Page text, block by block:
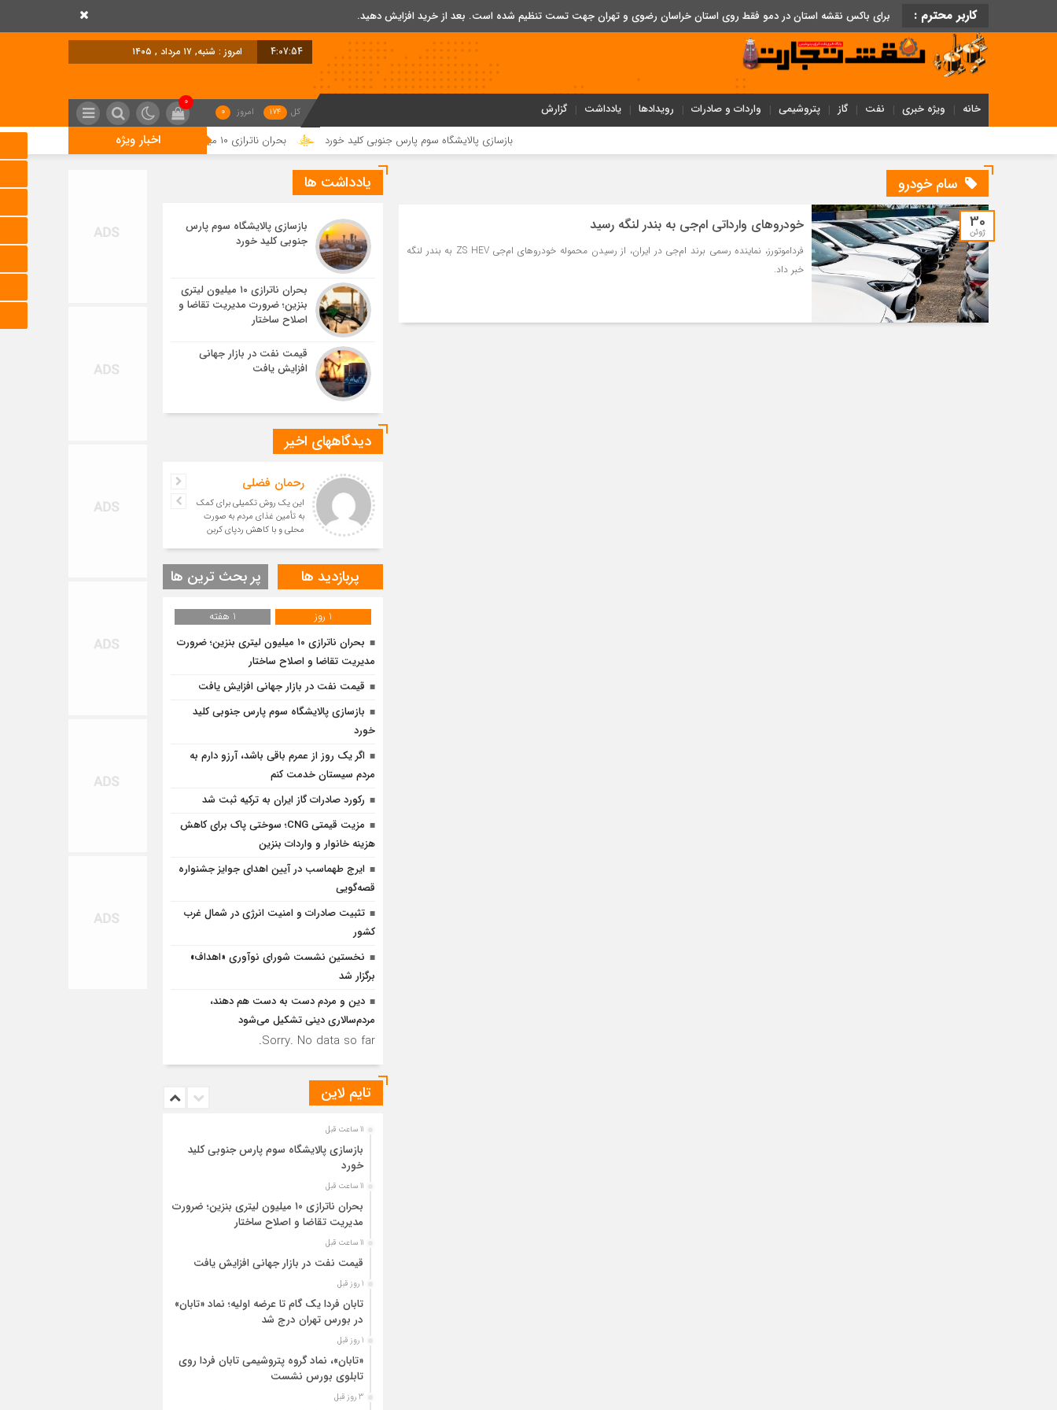
کاربر محترم : برای باکس نقشه استان در دمو فقط روی استان خراسان رضوی و تهران جهت تست تنظیم شده است. بعد از خرید افزایش دهید.
4:07:55 امروز : شنبه, ۱۷ مرداد , ۱۴۰۵
خانه ویژه خبری نفت گاز پتروشیمی واردات و صادرات رویدادها یادداشت گزارش کل 174 امروز 0
0
اخبار ویژه بازسازی پالایشگاه سوم پارس جنوبی کلید خورد بحران ناترازی ۱۰ میلیون لیتری بنزین؛ ضرورت مدیریت تقاضا و اصلاح ساختار
سام خودرو
30
ژوئن خودروهای وارداتی ام‌جی به بندر لنگه رسید
فرداموتورز، نماینده رسمی برند ام‌جی در ایران، از رسیدن محموله خودروهای ام‌جی ZS HEV به بندر لنگه
خبر داد.
یادداشت ها
بازسازی پالایشگاه سوم پارس
جنوبی کلید خورد
بحران ناترازی ۱۰ میلیون لیتری
بنزین؛ ضرورت مدیریت تقاضا و
اصلاح ساختار
قیمت نفت در بازار جهانی
افزایش یافت
دیدگاههای اخیر
رحمان فضلی
این یک روش تکمیلی برای کمک
به تأمین غذای مردم به صورت
محلی و با کاهش ردپای کربن
پربازدید ها پر بحث ترین ها
1 روز
1 هفته
بحران ناترازی ۱۰ میلیون لیتری بنزین؛ ضرورت
مدیریت تقاضا و اصلاح ساختار
قیمت نفت در بازار جهانی افزایش یافت
بازسازی پالایشگاه سوم پارس جنوبی کلید
خورد
اگر یک روز از عمرم باقی باشد، آرزو دارم به
مردم سیستان خدمت کنم
رکورد صادرات گاز ایران به ترکیه ثبت شد
مزیت قیمتی CNG؛ سوختی پاک برای کاهش
هزینه خانوار و واردات بنزین
ایرج طهماسب در آیین اهدای جوایز جشنواره
قصه‌گویی
تثبیت صادرات و امنیت انرژی در شمال‌ غرب
کشور
نخستین نشست شورای نوآوری «اهداف»
برگزار شد
دین و مردم دست به‌ دست هم دهند،
مردم‌سالاری دینی تشکیل می‌شود
Sorry. No data so far.
تایم لاین
11 ساعت قبل
بازسازی پالایشگاه سوم پارس جنوبی کلید
خورد
11 ساعت قبل
بحران ناترازی ۱۰ میلیون لیتری بنزین؛ ضرورت
مدیریت تقاضا و اصلاح ساختار
11 ساعت قبل
قیمت نفت در بازار جهانی افزایش یافت
1 روز قبل
تابان فردا یک گام تا عرضه اولیه؛ نماد «تابان»
در بورس تهران درج شد
1 روز قبل
«تابان»، نماد گروه پتروشیمی تابان فردا روی
تابلوی بورس نشست
3 روز قبل